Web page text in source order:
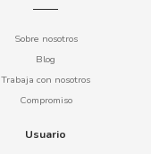
Sobre nosotros
Blog
Trabaja con nosotros
Compromiso
Usuario